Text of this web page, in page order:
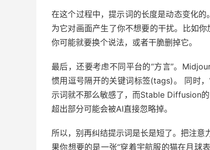
在这个过程中，提示词的长度是动态变化
为它对画面产生了你不想要的干扰。比如
你可能就要换个说法，或者干脆删掉它。
最后，还要考虑不同平台的“方言”。
惯用逗号隔开的关键词标签(tags)。 同时
示词就不那么敏感了，而Stable Diffusion
超出部分可能会被AI直接忽略掉。
所以，别再纠结提示词是长是短了。把注意
果你想要的是一张“穿着宇航服的猫在月球